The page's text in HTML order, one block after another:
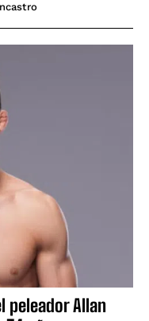
peleador Allan